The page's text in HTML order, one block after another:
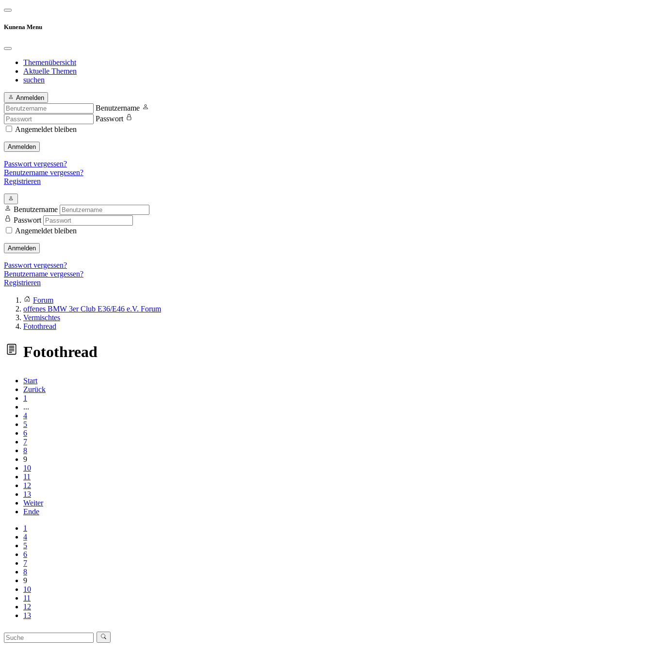
Kunena Menu
Themenübersicht
Aktuelle Themen
suchen
Anmelden
Benutzername
Passwort
Angemeldet bleiben
Anmelden
Passwort vergessen?
Benutzername vergessen?
Registrieren
Benutzername
Passwort
Angemeldet bleiben
Anmelden
Passwort vergessen?
Benutzername vergessen?
Registrieren
Forum
offenes BMW 3er Club E36/E46 e.V. Forum
Vermischtes
Fotothread
Fotothread
Start
Zurück
1
...
4
5
6
7
8
9
10
11
12
13
Weiter
Ende
1
4
5
6
7
8
9
10
11
12
13